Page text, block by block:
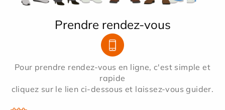
Prendre rendez-vous
Pour prendre rendez-vous en ligne, c'est simple et
rapide
cliquez sur le lien ci-dessous et laissez-vous guider.